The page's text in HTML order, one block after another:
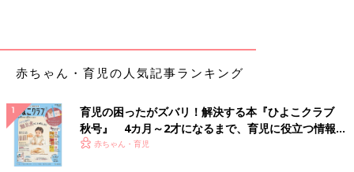
赤ちゃん・育児の人気記事ランキング
育児の困ったがズバリ！解決する本『ひよこクラブ
秋号』 4カ月～2才になるまで、育児に役立つ情報が
いっぱい！
赤ちゃん・育児